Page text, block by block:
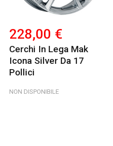
228,00 €
Cerchi In Lega Mak
Icona Silver Da 17
Pollici
NON DISPONIBILE